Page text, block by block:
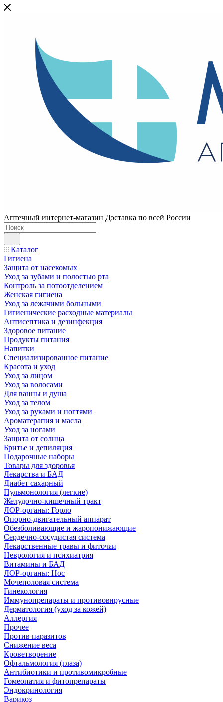
Аптечный интернет-магазин Доставка по всей России
Каталог
Гигиена
Защита от насекомых
Уход за зубами и полостью рта
Контроль за потоотделением
Женская гигиена
Уход за лежачими больными
Гигиенические расходные материалы
Антисептика и дезинфекция
Здоровое питание
Продукты питания
Напитки
Специализированное питание
Красота и уход
Уход за лицом
Уход за волосами
Для ванны и душа
Уход за телом
Уход за руками и ногтями
Ароматерапия и масла
Уход за ногами
Защита от солнца
Бритье и депиляция
Подарочные наборы
Товары для здоровья
Лекарства и БАД
Диабет сахарный
Пульмонология (легкие)
Желудочно-кишечный тракт
ЛОР-органы: Горло
Опорно-двигательный аппарат
Обезболивающие и жаропонижающие
Сердечно-сосудистая система
Лекарственные травы и фиточаи
Неврология и психиатрия
Витамины и БАД
ЛОР-органы: Нос
Мочеполовая система
Гинекология
Иммунопрепараты и противовирусные
Дерматология (уход за кожей)
Аллергия
Прочее
Против паразитов
Снижение веса
Кроветворение
Офтальмология (глаза)
Антибиотики и противомикробные
Гомеопатия и фитопрепараты
Эндокринология
Варикоз